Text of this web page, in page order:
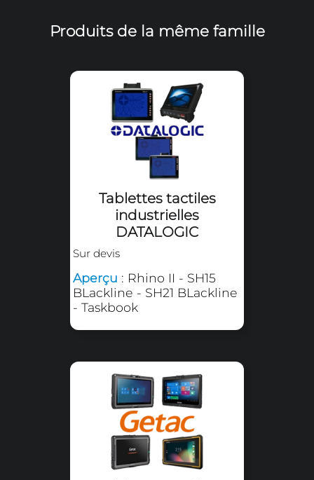
TOUGHBOOK 33 / A3 / G1 / G2 / L1 /
Demander un devis
Produits de la même
Tablettes tactiles
industrielles
DATALOGIC